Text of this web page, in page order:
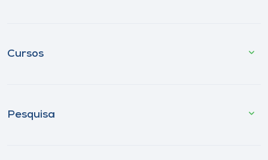
Cursos
Pesquisa